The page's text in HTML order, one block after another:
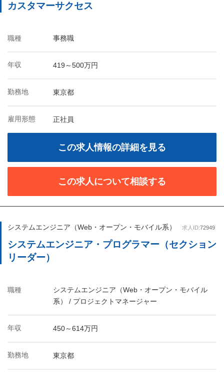
カスタマーサクセス
職種 事務職
年収 419～500万円
勤務地 東京都
雇用形態 正社員
この求人情報の詳細を見る
この求人について相談する
システムエンジニア（Web・オープン・モバイル系） 求人ID:72949
システムエンジニア・プログラマー（セクション
リーダー）
職種
システムエンジニア（Web・オープン・モバイル
系） / プロジェクトマネージャー
年収 450～614万円
勤務地 東京都